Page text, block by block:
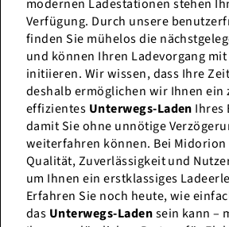
modernen Ladestationen stehen
Verfügung. Durch unsere
finden Sie mühelos die
und können Ihren Ladevorgang
initiieren. Wir wissen, dass Ihre
deshalb ermöglichen wir Ihnen ein
effizientes Unterwegs-Laden Ihres
damit Sie ohne unnötige
weiterfahren können. Bei
Qualität, Zuverlässigkeit und
um Ihnen ein erstklassiges
Erfahren Sie noch heute, wie
das Unterwegs-Ladensein kann –